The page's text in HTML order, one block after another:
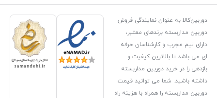
نمایندگی فروش
معتبر،
حرفه
کیفیت و
مداربسته
توانید قیمت
با هزینه راه